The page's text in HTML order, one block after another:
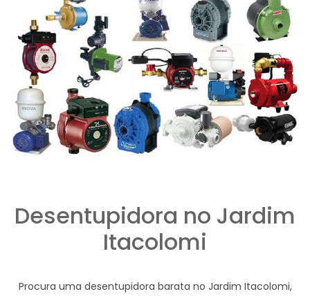
Desentupidora no Jardim
Itacolomi
Procura uma desentupidora barata no Jardim Itacolomi,